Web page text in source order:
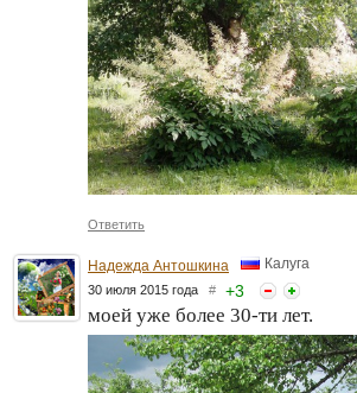
Ответить
Надежда Антошкина Калуга
30 июля 2015 года # +3
моей уже более 30-ти лет.